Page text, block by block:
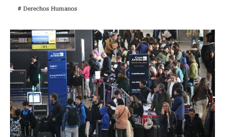
# Derechos Humanos